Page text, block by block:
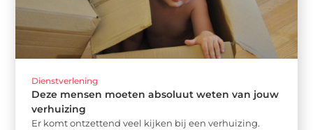
Dienstverlening
Deze mensen moeten absoluut weten van jouw
verhuizing
Er komt ontzettend veel kijken bij een verhuizing.